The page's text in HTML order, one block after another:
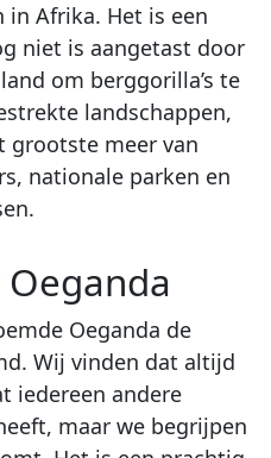
Afrika. Het is een
niet is aangetast door
om berggorilla’s te
landschappen,
grootste meer van
nationale parken en
Oeganda de
Wij vinden dat altijd
iedereen andere
maar we begrijpen